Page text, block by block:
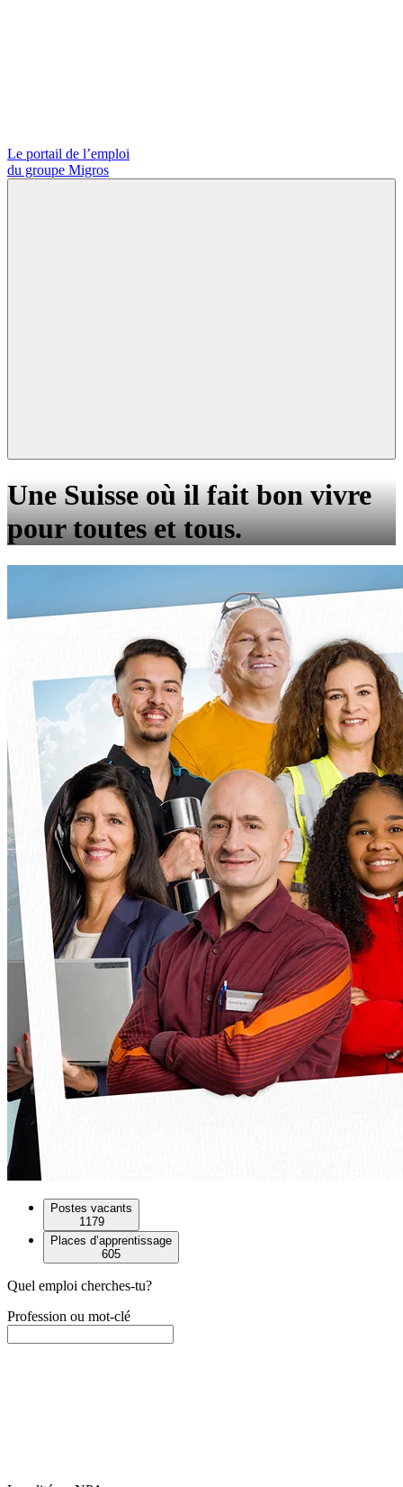
Le portail de l’emploi
du groupe Migros
Une Suisse où il fait bon vivre
pour toutes et tous.
Postes vacants
1179
Places d’apprentissage
605
Quel emploi cherches-tu?
Profession ou mot-clé